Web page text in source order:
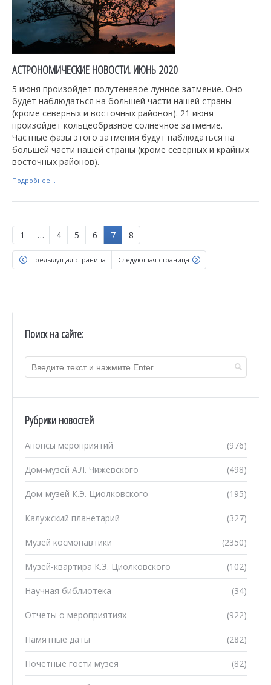
АСТРОНОМИЧЕСКИЕ НОВОСТИ. ИЮНЬ 2020
5 июня произойдет полутеневое лунное затмение. Оно
будет наблюдаться на большей части нашей страны
(кроме северных и восточных районов). 21 июня
произойдет кольцеобразное солнечное затмение.
Частные фазы этого затмения будут наблюдаться на
большей части нашей страны (кроме северных и крайних
восточных районов).
Подробнее...
1 … 4 5 6 7 8
Предыдущая страница Следующая страница
Поиск на сайте:
Рубрики новостей
(976)
Анонсы мероприятий
(498)
Дом-музей А.Л. Чижевского
(195)
Дом-музей К.Э. Циолковского
(327)
Калужский планетарий
(2350)
Музей космонавтики
(102)
Музей-квартира К.Э. Циолковского
(34)
Научная библиотека
(922)
Отчеты о мероприятиях
(282)
Памятные даты
(82)
Почётные гости музея